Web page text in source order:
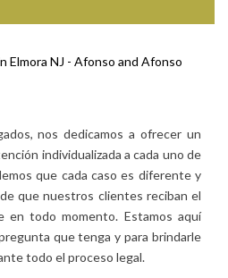
nos dedicamos a ofrecer un
individualizada a cada uno de
que cada caso es diferente y
que nuestros clientes reciban el
en todo momento. Estamos aquí
que tenga y para brindarle
todo el proceso legal.